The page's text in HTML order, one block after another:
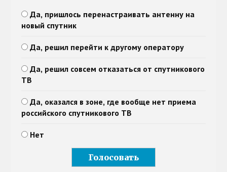
Да, пришлось перенастраивать антенну на
новый спутник
Да, решил перейти к другому оператору
Да, решил совсем отказаться от спутникового
ТВ
Да, оказался в зоне, где вообще нет приема
российского спутникового ТВ
Нет